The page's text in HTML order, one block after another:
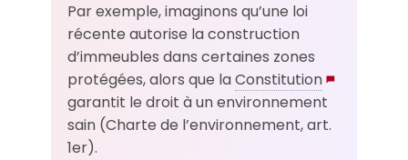
Par exemple, imaginons qu’une loi
récente autorise la construction
d’immeubles dans certaines zones
protégées, alors que laConstitution
garantit le droit à un environnement
sain (Charte de l’environnement, art.
1er).